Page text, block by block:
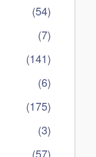
(54)
(7)
(141)
(6)
(175)
(3)
(57)